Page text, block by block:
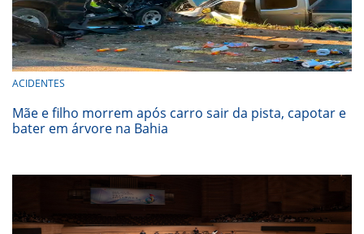
ACIDENTES
Mãe e filho morrem após carro sair da pista, capotar e
bater em árvore na Bahia